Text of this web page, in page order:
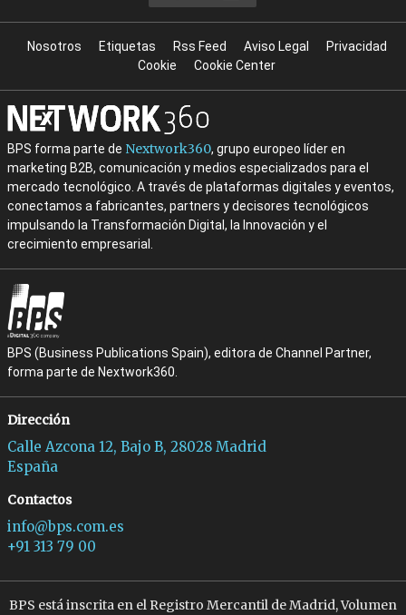
Nosotros Etiquetas Rss Feed Aviso Legal
Privacidad
Cookie
Cookie Center
BPS forma parte de Nextwork360, grupo europeo líder en
marketing B2B, comunicación y medios especializados para el
mercado tecnológico. A través de plataformas digitales y eventos,
conectamos a fabricantes, partners y decisores tecnológicos
impulsando la Transformación Digital, la Innovación y el
crecimiento empresarial.
BPS (Business Publications Spain), editora de Channel Partner,
forma parte de Nextwork360.
Dirección
Calle Azcona 12, Bajo B, 28028 Madrid
España
Contactos
info@bps.com.es
+91 313 79 00
BPS está inscrita en el Registro Mercantil de Madrid, Volumen